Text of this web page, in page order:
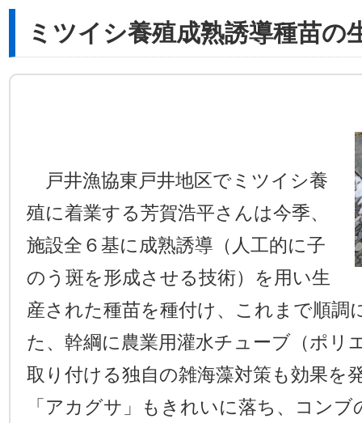
ミツイシ養殖成熟誘導種苗の
戸井漁協東戸井地区でミツイシ養
殖に着業する芳賀浩平さんは今季、
施設全６基に成熟誘導（人工的に子
のう斑を形成させる技術）を用い生
産された種苗を種付け、これまで順調
た、幹綱に農業用灌水チューブ（ポリ
取り付ける独自の雑海藻対策も効果を
「アカグサ」もきれいに落ち、コン